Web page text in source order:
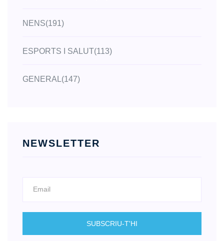
NENS(191)
ESPORTS I SALUT(113)
GENERAL(147)
NEWSLETTER